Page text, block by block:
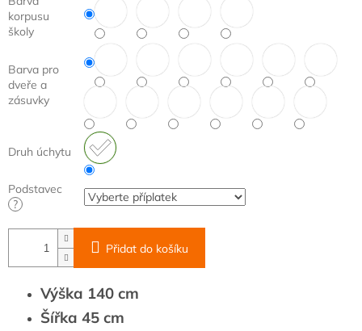
korpusu
školy
Barva pro
dveře a
zásuvky
Druh úchytu
Podstavec
?
Přidat do košíku
Výška 140 cm
Šířka 45 cm